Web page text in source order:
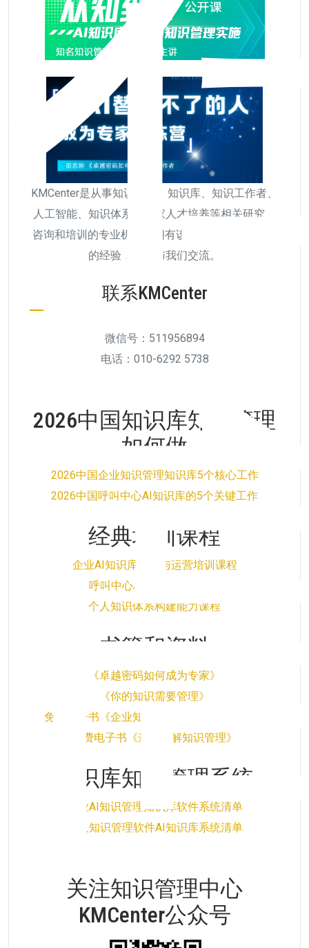
KMCenter是从事知识管理、知识库、知识工作者、
人工智能、知识体系、专家人才培养等相关研究、
咨询和培训的专业机构，拥有该领域超过20年以上
的经验，欢迎与我们交流。
联系KMCenter
微信号：511956894
电话：010-6292 5738
2026中国知识库知识管理
如何做
2026中国企业知识管理知识库5个核心工作
2026中国呼叫中心AI知识库的5个关键工作
经典培训课程
企业AI知识库搭建与运营培训课程
呼叫中心AI知识库培训课程
个人知识体系构建能力课程
书籍和资料
《卓越密码如何成为专家》
《你的知识需要管理》
免费电子书《企业知识管理实施的正确姿势》
免费电子书《这样理解知识管理》
知识库知识管理系统
企业AI知识管理知识库软件系统清单
个人知识管理软件AI知识库系统清单
关注知识管理中心
KMCenter公众号